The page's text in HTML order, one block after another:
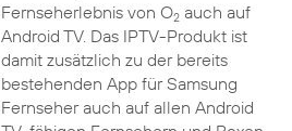
Fernseherlebnis von O2auch auf
Android TV. Das IPTV-Produkt ist
damit zusätzlich zu der bereits
bestehenden App für Samsung
Fernseher auch auf allen Android